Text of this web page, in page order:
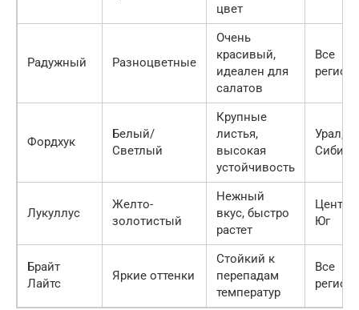
цвет
Радужный Разноцветные
Очень
красивый,
идеален для
салатов
Все
Фордхук
Белый/
Светлый
Крупные
листья,
высокая
устойчивость
Урал,
Сибирь
Лукуллус
Желто-
золотистый
Нежный
вкус, быстро
растет
Центр,
Юг
Брайт
Лайтс
Яркие оттенки
Стойкий к
перепадам
температур
Все